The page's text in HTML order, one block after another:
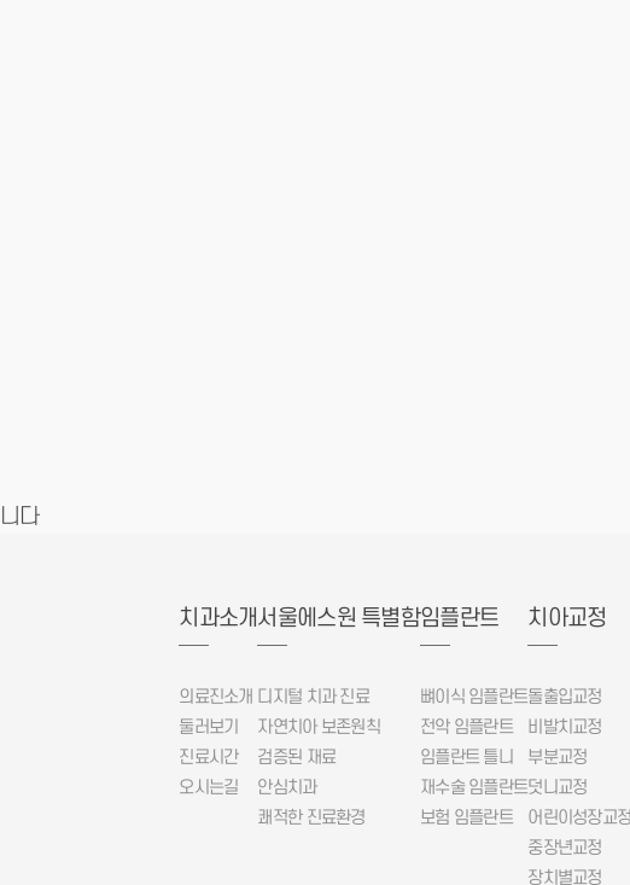
다
치과소개
의료진소개
둘러보기
진료시간
오시는길
서울에스원 특별함
디지털 치과 진료
자연치아 보존원칙
검증된 재료
안심치과
쾌적한 진료환경
임플란트
뼈이식 임플란트
전악 임플란트
임플란트 틀니
재수술 임플란트
보험 임플란트
치아교정
돌출입교정
비발치교정
부분교정
덧니교정
어린이성장교정
중장년교정
장치별교정